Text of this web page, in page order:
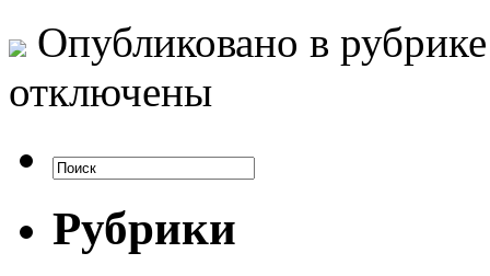
Опубликовано в
отключены
Рубрики